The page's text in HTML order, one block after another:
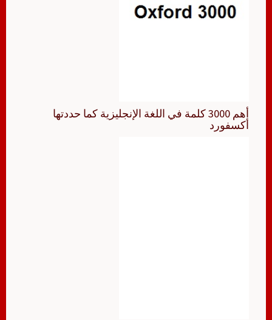
أهم 3000 كلمة في اللغة الإنجليزية كما حددتها
أكسفورد